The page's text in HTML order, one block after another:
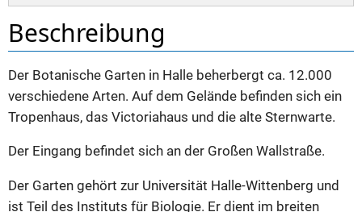
Beschreibung
Der Botanische Garten in Halle beherbergt ca. 12.000
verschiedene Arten. Auf dem Gelände befinden sich ein
Tropenhaus, das Victoriahaus und die alte Sternwarte.
Der Eingang befindet sich an der Großen Wallstraße.
Der Garten gehört zur Universität Halle-Wittenberg und
ist Teil des Instituts für Biologie. Er dient im breiten